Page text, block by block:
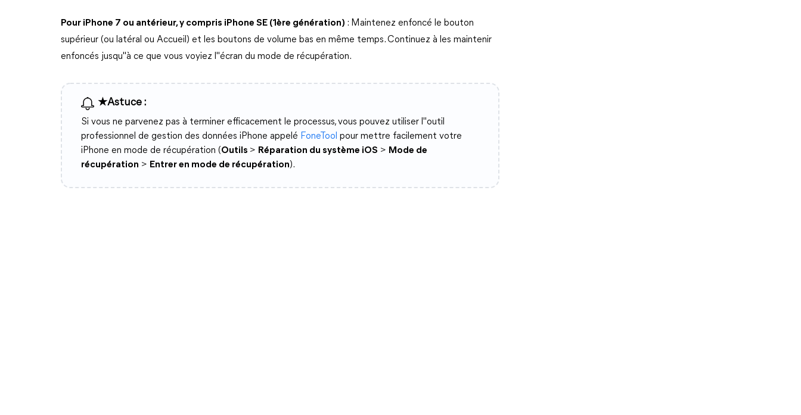
Pour iPhone 7 ou antérieur, y compris iPhone SE (1ère génération) : Maintenez enfoncé le bouton
supérieur (ou latéral ou Accueil) et les boutons de volume bas en même temps. Continuez à les maintenir
enfoncés jusqu"à ce que vous voyiez l"écran du mode de récupération.
★Astuce :
Si vous ne parvenez pas à terminer efficacement le processus, vous pouvez utiliser l"outil
professionnel de gestion des données iPhone appelé FoneTool pour mettre facilement votre
iPhone en mode de récupération (Outils > Réparation du système iOS > Mode de
récupération > Entrer en mode de récupération).